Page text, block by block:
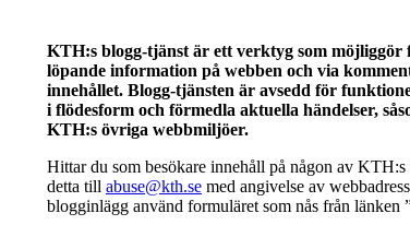
KTH:s blogg-tjänst är ett verktyg som
löpande information på webben och via
innehållet. Blogg-tjänsten är avsedd för
i flödesform och förmedla aktuella händelser,
KTH:s övriga webbmiljöer.
Hittar du som besökare innehåll på någon av
detta till abuse@kth.se med angivelse av
blogginlägg använd formuläret som nås från